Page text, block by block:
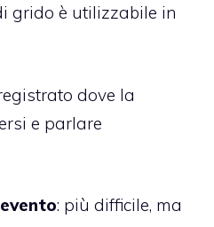
grido è utilizzabile in
dove la
e parlare
: più difficile, ma